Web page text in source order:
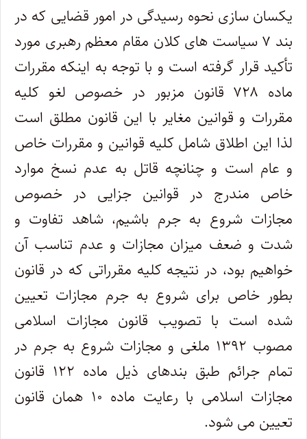
یکسان سازی نحوه رسیدگی در امور قضایی که در
بند ۷ سیاست های کلان مقام معظم رهبری مورد
تأکید قرار گرفته است و با توجه به اینکه مقررات
ماده ۷۲۸ قانون مزبور در خصوص لغو کلیه
مقررات و قوانین مغایر با این قانون مطلق است
لذا این اطلاق شامل کلیه قوانین و مقررات خاص
و عام است و چنانچه قاتل به عدم نسخ موارد
خاص مندرج در قوانین جزایی در خصوص
مجازات شروع به جرم باشیم، شاهد تفاوت و
شدت و ضعف میزان مجازات و عدم تناسب آن
خواهیم بود، در نتیجه کلیه مقرراتی که در قانون
بطور خاص برای شروع به جرم مجازات تعیین
شده است با تصویب قانون مجازات اسلامی
مصوب ۱۳۹۲ ملغی و مجازات شروع به جرم در
تمام جرائم طبق بندهای ذیل ماده ۱۲۲ قانون
مجازات اسلامی با رعایت ماده ۱۰ همان قانون
تعیین می شود.